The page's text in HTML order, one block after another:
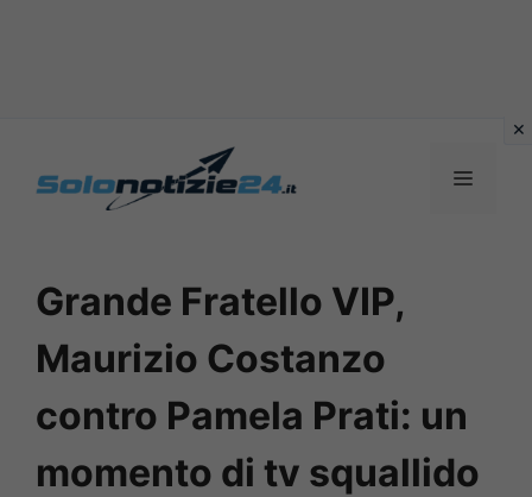
MENU
Grande Fratello VIP,
Maurizio Costanzo
contro Pamela Prati: un
momento di tv squallido